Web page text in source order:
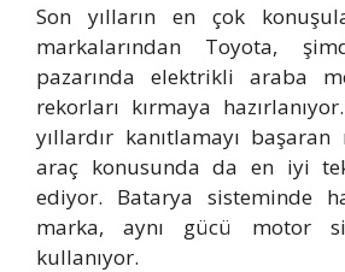
Son yılların en çok
markalarından Toyota,
pazarında elektrikli araba
rekorları kırmaya
yıllardır kanıtlamayı
araç konusunda da en iyi
ediyor. Batarya sisteminde
marka, aynı gücü motor
kullanıyor.